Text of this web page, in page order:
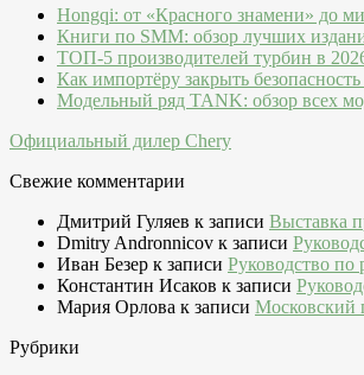
Hongqi: от «Красного знамени» до
Книги по SMM: обзор лучших
ТОП-5 производителей турбин в
Как импортёру закрыть
Модельный ряд TANK: обзор всех
Официальный дилер Chery
Свежие комментарии
Дмитрий Гуляев к записи Выставка
Dmitry Andronnicov к записи
Иван Безер к записи Руководство по
Константин Исаков к записи
Мария Орлова к записи Московский
Рубрики